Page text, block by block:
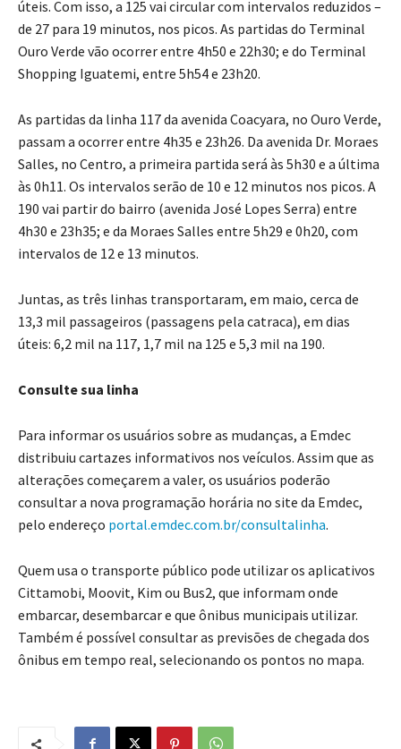
úteis. Com isso, a 125 vai circular com intervalos reduzidos –
de 27 para 19 minutos, nos picos. As partidas do Terminal
Ouro Verde vão ocorrer entre 4h50 e 22h30; e do Terminal
Shopping Iguatemi, entre 5h54 e 23h20.
As partidas da linha 117 da avenida Coacyara, no Ouro Verde,
passam a ocorrer entre 4h35 e 23h26. Da avenida Dr. Moraes
Salles, no Centro, a primeira partida será às 5h30 e a última
às 0h11. Os intervalos serão de 10 e 12 minutos nos picos. A
190 vai partir do bairro (avenida José Lopes Serra) entre
4h30 e 23h35; e da Moraes Salles entre 5h29 e 0h20, com
intervalos de 12 e 13 minutos.
Juntas, as três linhas transportaram, em maio, cerca de
13,3 mil passageiros (passagens pela catraca), em dias
úteis: 6,2 mil na 117, 1,7 mil na 125 e 5,3 mil na 190.
Consulte sua linha
Para informar os usuários sobre as mudanças, a Emdec
distribuiu cartazes informativos nos veículos. Assim que as
alterações começarem a valer, os usuários poderão
consultar a nova programação horária no site da Emdec,
pelo endereço portal.emdec.com.br/consultalinha.
Quem usa o transporte público pode utilizar os aplicativos
Cittamobi, Moovit, Kim ou Bus2, que informam onde
embarcar, desembarcar e que ônibus municipais utilizar.
Também é possível consultar as previsões de chegada dos
ônibus em tempo real, selecionando os pontos no mapa.